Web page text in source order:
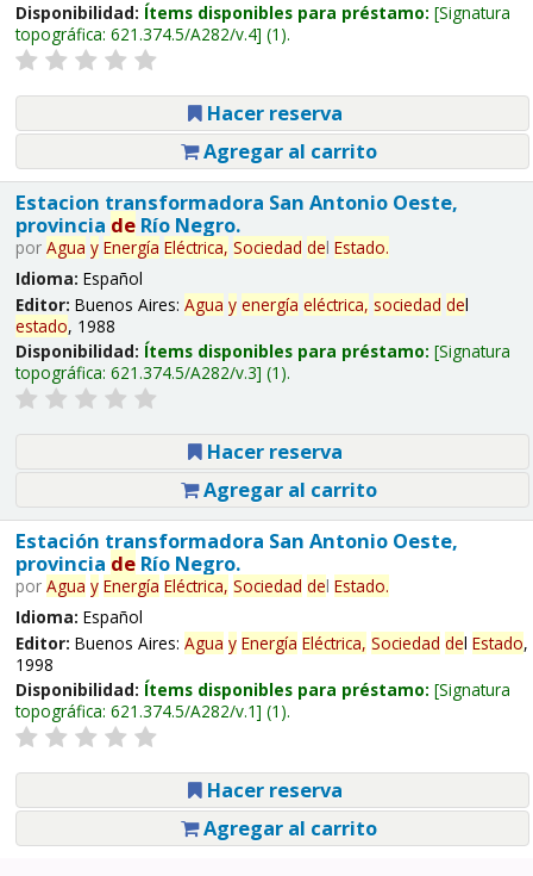
Disponibilidad: Ítems disponibles para préstamo: Signatura
topográfica: 621.374.5/A282/v.4 (1).
Hacer reserva
Agregar al carrito
Estacion transformadora San Antonio Oeste,
provincia deRío Negro.
por Agua y Energía Eléctrica, Sociedad del Estado.
Idioma: Español
Editor: Buenos Aires: Agua y energía eléctrica, sociedad del
estado, 1988
Disponibilidad: Ítems disponibles para préstamo: Signatura
topográfica: 621.374.5/A282/v.3 (1).
Hacer reserva
Agregar al carrito
Estación transformadora San Antonio Oeste,
provincia deRío Negro.
por Agua y Energía Eléctrica, Sociedad del Estado.
Idioma: Español
Editor: Buenos Aires: Agua y Energía Eléctrica, Sociedad del Estado,
1998
Disponibilidad: Ítems disponibles para préstamo: Signatura
topográfica: 621.374.5/A282/v.1 (1).
Hacer reserva
Agregar al carrito